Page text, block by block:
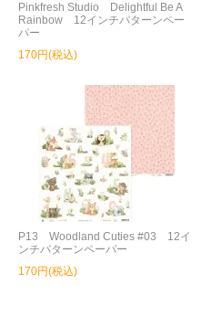
Pinkfresh Studio Delightful Be A
Rainbow 12インチパターンペー
パー
170円(税込)
P13 Woodland Cuties #03 12イ
ンチパターンペーパー
170円(税込)